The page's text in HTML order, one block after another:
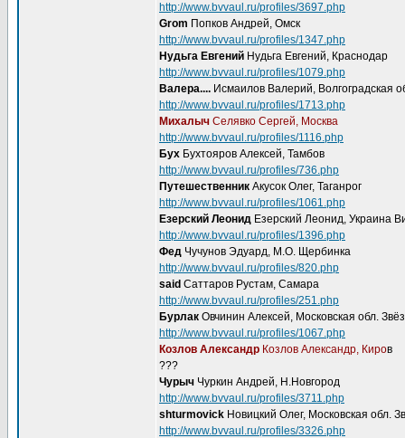
http://www.bvvaul.ru/profiles/3697.php
Grom Попков Андрей, Омск
http://www.bvvaul.ru/profiles/1347.php
Нудьга Евгений Нудьга Евгений, Краснодар
http://www.bvvaul.ru/profiles/1079.php
Валера.... Исмаилов Валерий, Волгоградская
http://www.bvvaul.ru/profiles/1713.php
Михалыч Селявко Сергей, Москва
http://www.bvvaul.ru/profiles/1116.php
Бух Бухтояров Алексей, Тамбов
http://www.bvvaul.ru/profiles/736.php
Путешественник Акусок Олег, Таганрог
http://www.bvvaul.ru/profiles/1061.php
Езерский Леонид Езерский Леонид, Украина
http://www.bvvaul.ru/profiles/1396.php
Фед Чучунов Эдуард, М.О. Щербинка
http://www.bvvaul.ru/profiles/820.php
said Саттаров Рустам, Самара
http://www.bvvaul.ru/profiles/251.php
Бурлак Овчинин Алексей, Московская обл.
http://www.bvvaul.ru/profiles/1067.php
Козлов Александр Козлов Александр, Киров
???
Чурыч Чуркин Андрей, Н.Новгород
http://www.bvvaul.ru/profiles/3711.php
shturmovick Новицкий Олег, Московская обл.
http://www.bvvaul.ru/profiles/3326.php